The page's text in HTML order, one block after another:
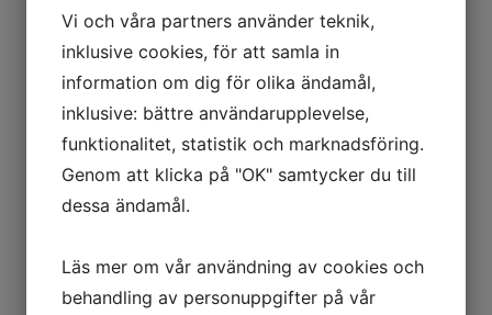
Diameter: 6 mm
Klinglängd: 80 mm
Vi och våra partners använder teknik,
inklusive cookies, för att samla in
information om dig för olika ändamål,
inklusive: bättre användarupplevelse,
funktionalitet, statistik och marknadsföring.
Genom att klicka på "OK" samtycker du till
dessa ändamål.
Läs mer om vår användning av cookies och
behandling av personuppgifter på vår